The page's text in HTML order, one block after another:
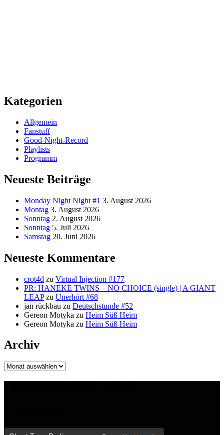
Kategorien
Allgemein
Fanstuff
Good-Night-Record
Playlists
Programm
Neueste Beiträge
Monday Night Night #1 3. August 2026
Montag 3. August 2026
Sonntag 2. August 2026
Sonntag 5. Juli 2026
Samstag 20. Juni 2026
Neueste Kommentare
crot4d zu Virtual Injection #177
PR: HANEKE TWINS – NO CHOICE (single) | A GIANT
LEAPzu Unerhört #68
jan rückbau zu Deutschstunde #52
Gereon Motyka zu Heim Süß Heim
Gereon Motyka zu Heim Süß Heim
Archiv
Archiv